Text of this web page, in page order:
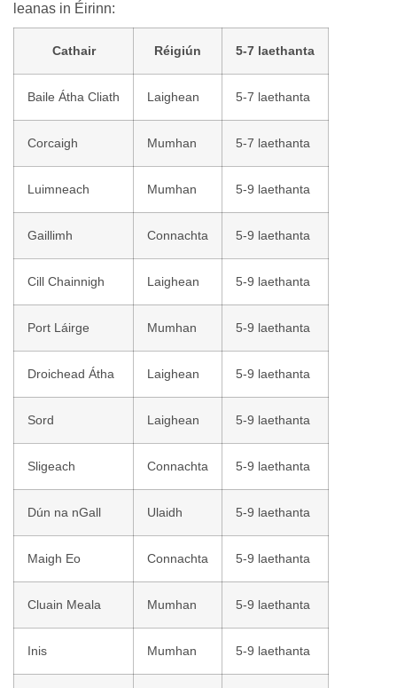
leanas in Éirinn:
Cathair Réigiún 5-7 laethanta
Baile Átha Cliath Laighean 5-7 laethanta
Corcaigh Mumhan 5-7 laethanta
Luimneach Mumhan 5-9 laethanta
Gaillimh Connachta 5-9 laethanta
Cill Chainnigh Laighean 5-9 laethanta
Port Láirge Mumhan 5-9 laethanta
Droichead Átha Laighean 5-9 laethanta
Sord Laighean 5-9 laethanta
Sligeach Connachta 5-9 laethanta
Dún na nGall Ulaidh 5-9 laethanta
Maigh Eo Connachta 5-9 laethanta
Cluain Meala Mumhan 5-9 laethanta
Inis Mumhan 5-9 laethanta